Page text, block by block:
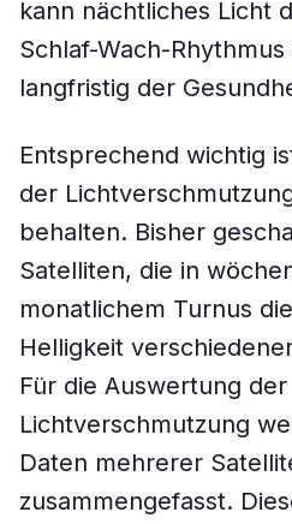
kann nächtliches Licht
Schlaf-Wach-
langfristig der
Entsprechend wichtig
der
behalten. Bisher
Satelliten, die in
monatlichem Turnus
Helligkeit
Für die Auswertung der
Lichtverschmutzung
Daten mehrerer
zusammengefasst.